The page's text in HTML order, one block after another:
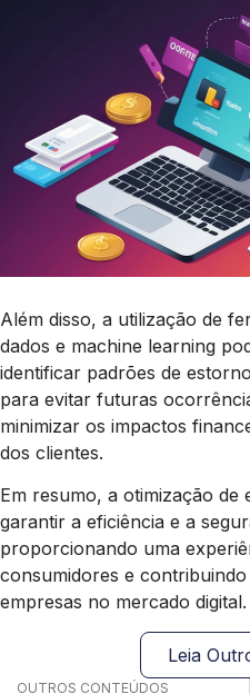
Além disso, a utilização de
dados e machine learning
identificar padrões de
para evitar futuras
minimizar os impactos
dos clientes.
Em resumo, a otimização de
garantir a eficiência e a
proporcionando uma
consumidores e
empresas no mercado digital.
Leia
OUTROS CONTEÚDOS